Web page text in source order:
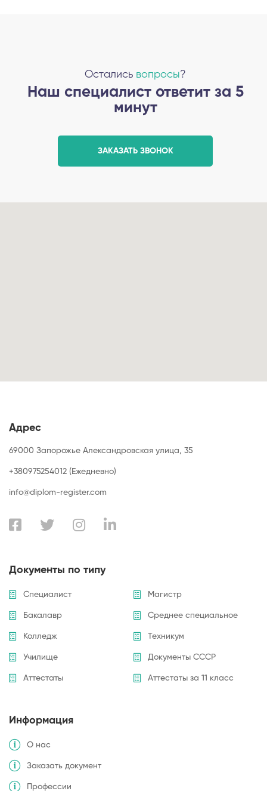
Остались вопросы?
Наш специалист ответит за 5
минут
ЗАКАЗАТЬ ЗВОНОК
Адрес
69000 Запорожье Александровская улица, 35
+380975254012 (Ежедневно)
info@diplom-register.com
Документы по типу
Специалист Магистр
Бакалавр Среднее специальное
Колледж Техникум
Училище Документы СССР
Аттестаты Аттестаты за 11 класс
Информация
О нас
Заказать документ
Профессии